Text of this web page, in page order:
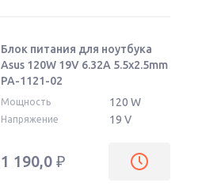
Блок питания для ноутбука
Asus 120W 19V 6.32A 5.5x2.5mm
PA-1121-02
Мощность 120 W
Напряжение 19 V
1 190,0 ₽